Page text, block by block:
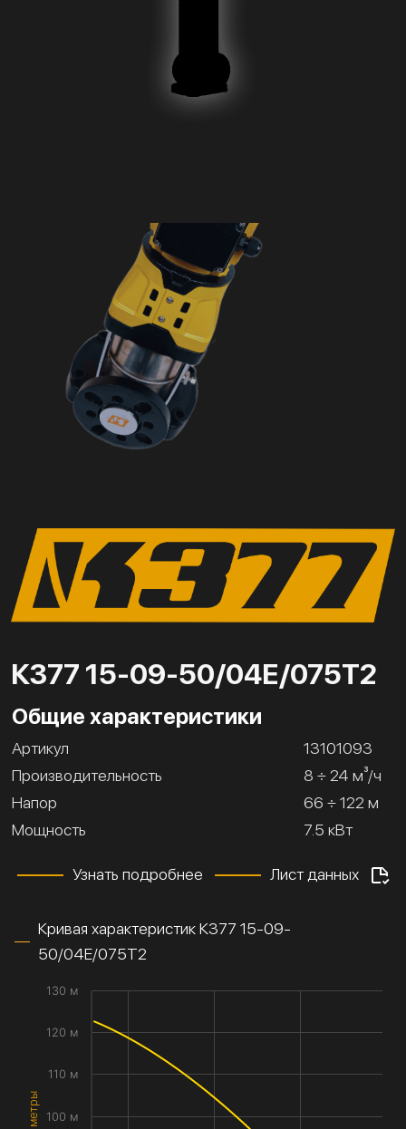
К377 15-09-50/04Е/075Т2
Общие характеристики
Артикул
13101093
Производительность
8 ÷ 24 м³/ч
Напор
66 ÷ 122 м
Мощность
7.5 кВт
Узнать подробнее Лист данных
Кривая характеристик К377 15-09-
50/04Е/075Т2
100 м
110 м
120 м
130 м